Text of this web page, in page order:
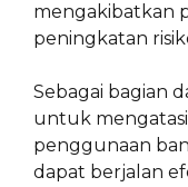
mengakibatkan
peningkatan
Sebagai bagian
untuk
penggunaan
dapat berjalan